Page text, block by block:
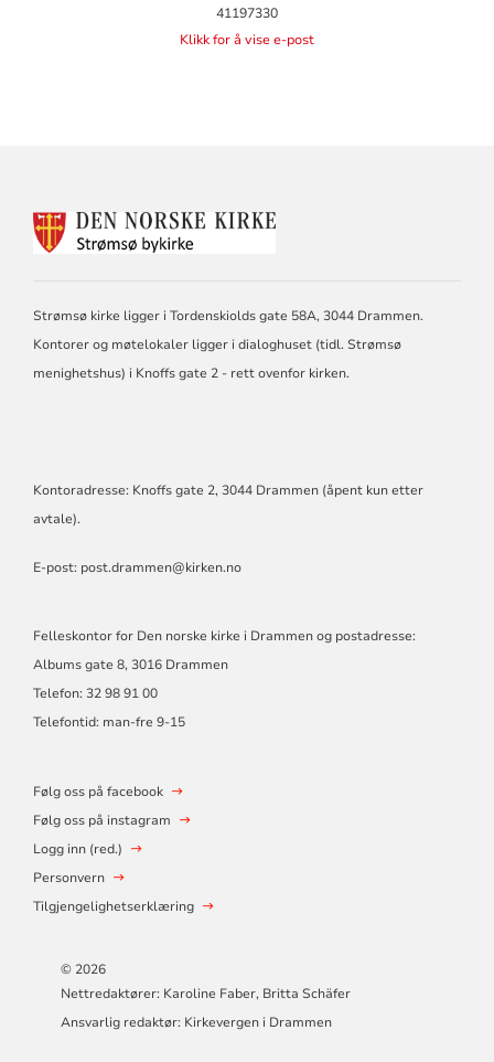
41197330
Klikk for å vise e-post
KONTAKTINFORMASJON
Strømsø kirke ligger i Tordenskiolds gate 58A, 3044 Drammen.
Kontorer og møtelokaler ligger i dialoghuset (tidl. Strømsø
menighetshus) i Knoffs gate 2 - rett ovenfor kirken.
Kontoradresse: Knoffs gate 2, 3044 Drammen (åpent kun etter
avtale).
E-post: post.drammen@kirken.no
Felleskontor for Den norske kirke i Drammen og postadresse:
Albums gate 8, 3016 Drammen
Telefon: 32 98 91 00
Telefontid: man-fre 9-15
Følg oss på facebook
Følg oss på instagram
Logg inn (red.)
Personvern
Tilgjengelighetserklæring
© 2026
Nettredaktører: Karoline Faber, Britta Schäfer
Ansvarlig redaktør: Kirkevergen i Drammen